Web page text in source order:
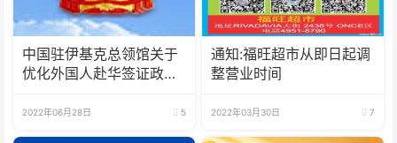
中国驻伊基克总领馆关于
优化外国人赴华签证政策
2022年06月28日 5
通知:福旺超市从即日起调
整营业时间
2022年03月30日 7